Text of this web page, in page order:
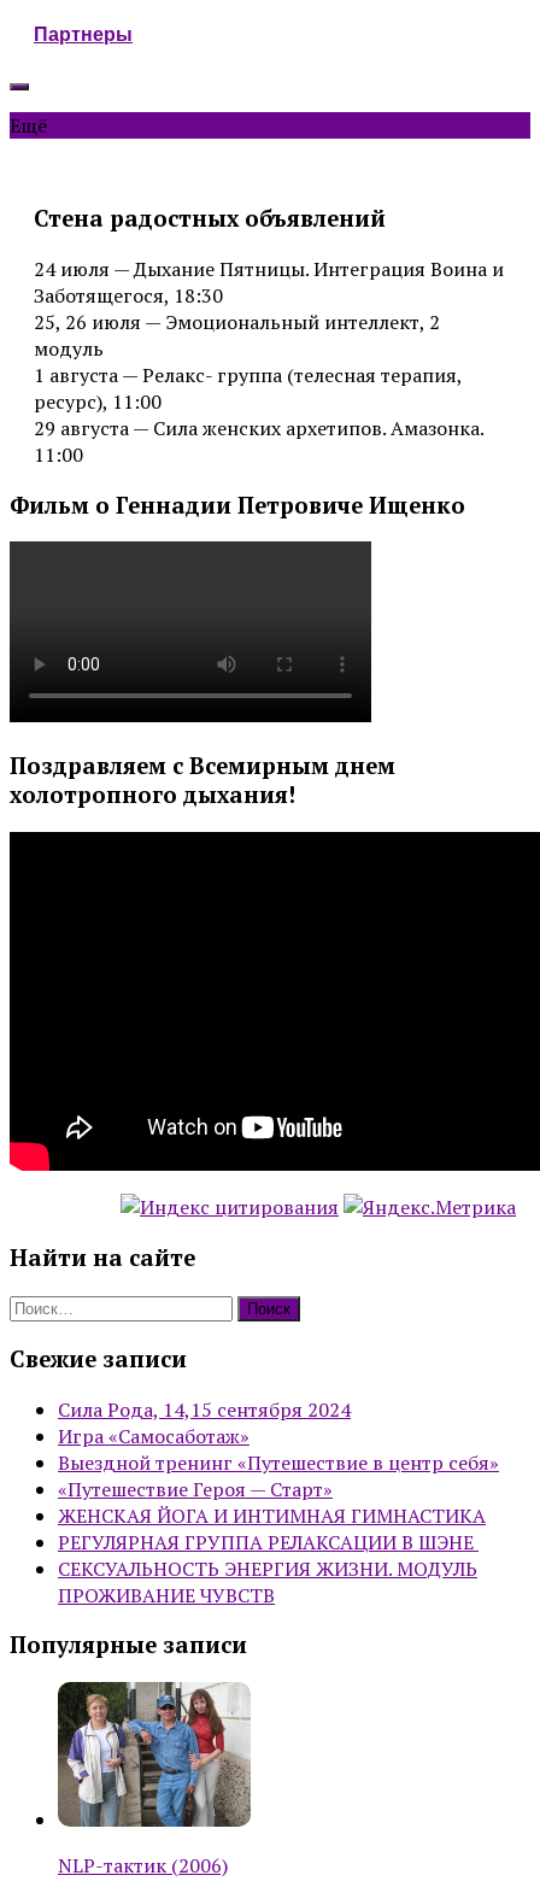
Партнеры
Ещё
Стена радостных объявлений
24 июля — Дыхание Пятницы. Интеграция Воина и
Заботящегося, 18:30
25, 26 июля — Эмоциональный интеллект, 2
модуль
1 августа — Релакс- группа (телесная терапия,
ресурс), 11:00
29 августа — Сила женских архетипов. Амазонка.
11:00
Фильм о Геннадии Петровиче Ищенко
Поздравляем с Всемирным днем
холотропного дыхания!
Найти на сайте
Найти:
Свежие записи
Сила Рода, 14,15 сентября 2024
Игра «Самосаботаж»
Выездной тренинг «Путешествие в центр себя»
«Путешествие Героя — Старт»
ЖЕНСКАЯ ЙОГА И ИНТИМНАЯ ГИМНАСТИКА
РЕГУЛЯРНАЯ ГРУППА РЕЛАКСАЦИИ В ШЭНЕ
СЕКСУАЛЬНОСТЬ ЭНЕРГИЯ ЖИЗНИ. МОДУЛЬ
ПРОЖИВАНИЕ ЧУВСТВ
Популярные записи
NLP-тактик (2006)